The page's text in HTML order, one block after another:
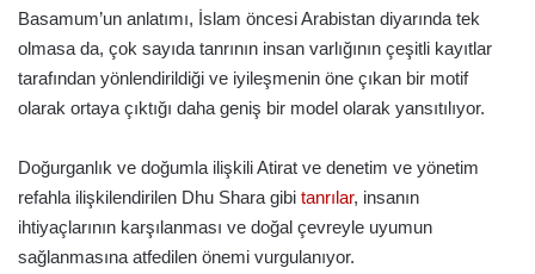
Basamum’un anlatımı, İslam öncesi Arabistan diyarında tek
olmasa da, çok sayıda tanrının insan varlığının çeşitli kayıtlar
tarafından yönlendirildiği ve iyileşmenin öne çıkan bir motif
olarak ortaya çıktığı daha geniş bir model olarak yansıtılıyor.
Doğurganlık ve doğumla ilişkili Atirat ve denetim ve yönetim
refahla ilişkilendirilen Dhu Shara gibi tanrılar, insanın
ihtiyaçlarının karşılanması ve doğal çevreyle uyumun
sağlanmasına atfedilen önemi vurgulanıyor.